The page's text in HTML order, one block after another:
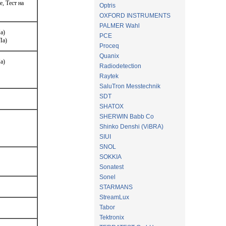
Тест на
Optris
OXFORD INSTRUMENTS
PALMER Wahl
PCE
Proceq
Quanix
Radiodetection
Raytek
SaluTron Messtechnik
SDT
SHATOX
SHERWIN Babb Co
Shinko Denshi (ViBRA)
SIUI
SNOL
SOKKIA
Sonatest
Sonel
STARMANS
StreamLux
Tabor
Tektronix